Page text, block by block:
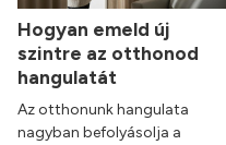
Hogyan emeld új
szintre az otthonod
hangulatát
Az otthonunk hangulata
nagyban befolyásolja a